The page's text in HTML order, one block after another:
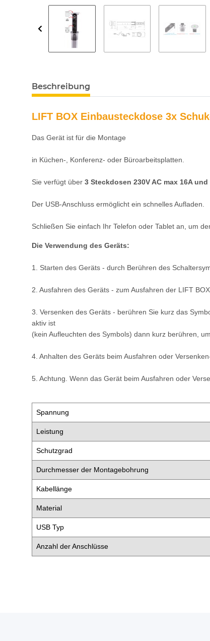
Beschreibung
LIFT BOX Einbausteckdose 3x
Das Gerät ist für die Montage
in Küchen-, Konferenz- oder Büroarbeitsplatten.
Sie verfügt über 3 Steckdosen 230V AC max 16A
Der USB-Anschluss ermöglicht ein schnelles Aufladen.
Schließen Sie einfach Ihr Telefon oder Tablet an, um
Die Verwendung des Geräts:
1. Starten des Geräts - durch Berühren des
2. Ausfahren des Geräts - zum Ausfahren der LIFT
3. Versenken des Geräts - berühren Sie kurz das
aktiv ist
(kein Aufleuchten des Symbols) dann kurz berühren,
4. Anhalten des Geräts beim Ausfahren oder
5. Achtung. Wenn das Gerät beim Ausfahren oder
Spannung
Leistung
Schutzgrad
Durchmesser der Montagebohrung
Kabellänge
Material
USB Typ
Anzahl der Anschlüsse